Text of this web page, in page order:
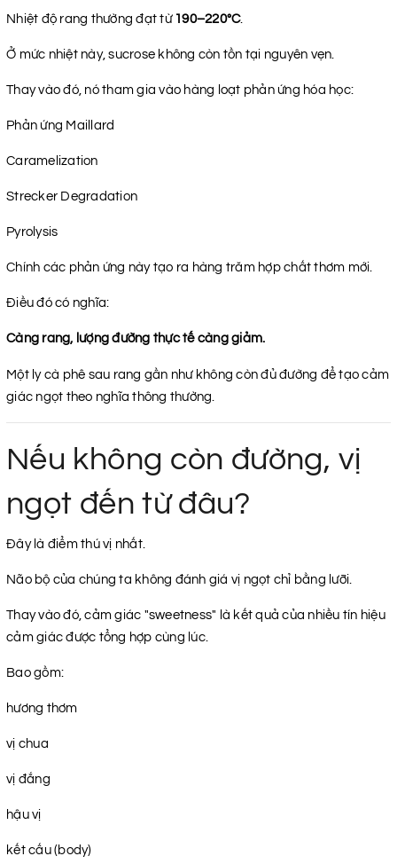
Nhiệt độ rang thường đạt từ 190–220°C.
Ở mức nhiệt này, sucrose không còn tồn tại nguyên vẹn.
Thay vào đó, nó tham gia vào hàng loạt phản ứng hóa học:
Phản ứng Maillard
Caramelization
Strecker Degradation
Pyrolysis
Chính các phản ứng này tạo ra hàng trăm hợp chất thơm mới.
Điều đó có nghĩa:
Càng rang, lượng đường thực tế càng giảm.
Một ly cà phê sau rang gần như không còn đủ đường để tạo cảm
giác ngọt theo nghĩa thông thường.
Nếu không còn đường, vị
ngọt đến từ đâu?
Đây là điểm thú vị nhất.
Não bộ của chúng ta không đánh giá vị ngọt chỉ bằng lưỡi.
Thay vào đó, cảm giác "sweetness" là kết quả của nhiều tín hiệu
cảm giác được tổng hợp cùng lúc.
Bao gồm:
hương thơm
vị chua
vị đắng
hậu vị
kết cấu (body)